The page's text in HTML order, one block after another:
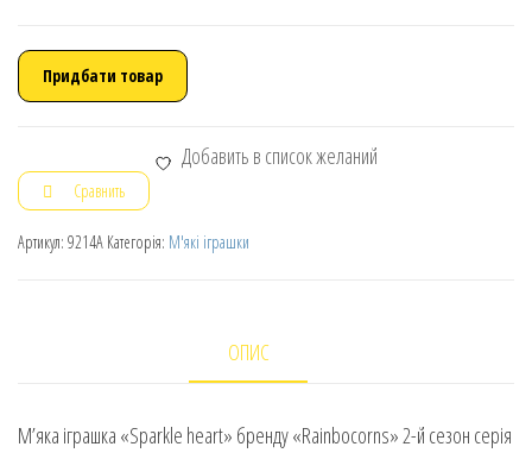
Придбати товар
Добавить в список желаний
Сравнить
Артикул: 9214A Категорія: М'які іграшки
ОПИС
М’яка іграшка «Sparkle heart» бренду «Rainbocorns» 2-й сезон серія